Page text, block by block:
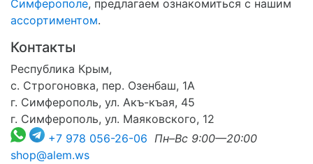
Симферополе, предлагаем ознакомиться с нашим
ассортиментом.
Контакты
Республика Крым,
с. Строгоновка, пер. Озенбаш, 1А
г. Симферополь, ул. Акъ-къая, 45
г. Симферополь, ул. Маяковского, 12
+7 978 056-26-06 Пн–Вс 9:00—20:00
shop@alem.ws